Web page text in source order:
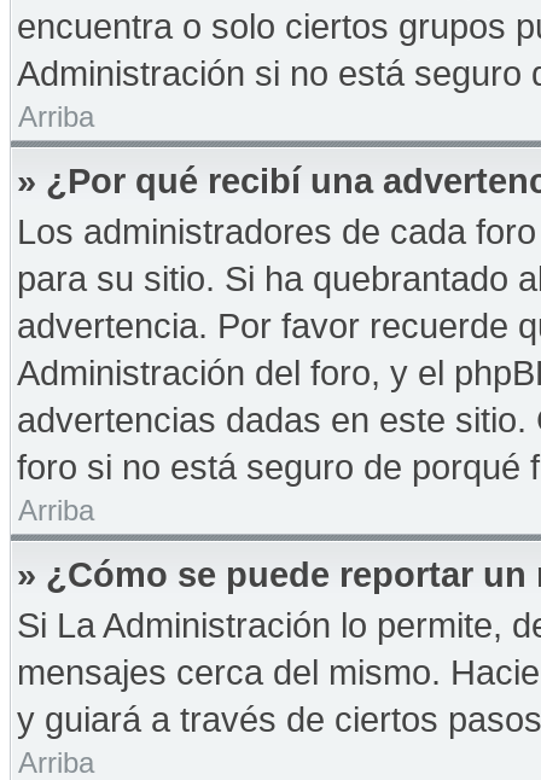
encuentra o solo ciertos grupos
Administración si no está seguro
Arriba
» ¿Por qué recibí una
Los administradores de cada
para su sitio. Si ha quebrantado
advertencia. Por favor recuerde
Administración del foro, y el
advertencias dadas en este
foro si no está seguro de porqué
Arriba
» ¿Cómo se puede reportar
Si La Administración lo permite,
mensajes cerca del mismo.
y guiará a través de ciertos
Arriba